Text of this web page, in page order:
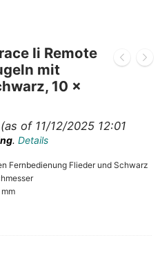
Ii Remote
mit
10 x
(as of 11/12/2025 12:01
. Details
Fernbedienung Flieder und Schwarz